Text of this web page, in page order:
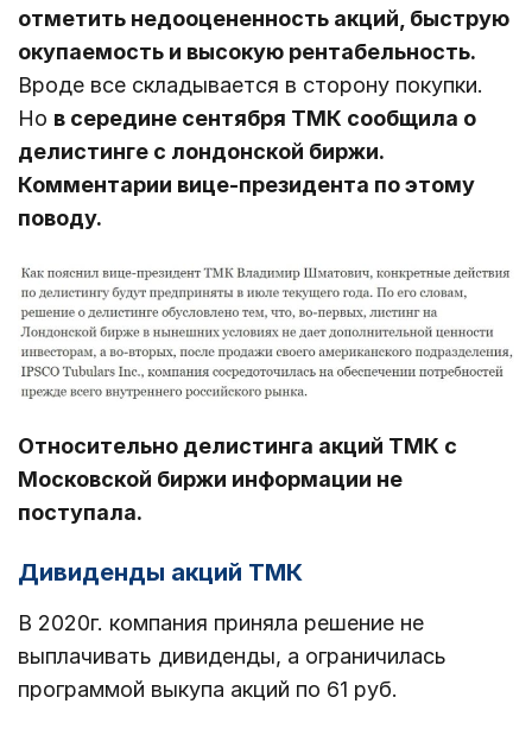
отметить недооцененность акций, быструю
окупаемость и высокую рентабельность.
Вроде все складывается в сторону покупки.
Но в середине сентября ТМК сообщила о
делистинге с лондонской биржи.
Комментарии вице-президента по этому
поводу.
Относительно делистинга акций ТМК с
Московской биржи информации не
поступала.
Дивиденды акций ТМК
В 2020г. компания приняла решение не
выплачивать дивиденды, а ограничилась
программой выкупа акций по 61 руб.